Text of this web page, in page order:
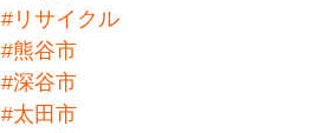
#リサイクル
#熊谷市
#深谷市
#太田市